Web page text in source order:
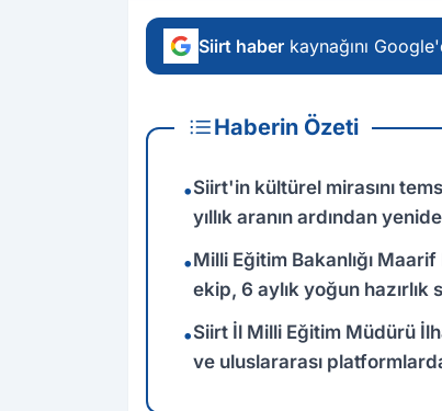
Siirt haber kaynağını
Haberin Özeti
•Siirt'in kültürel mirasını
yıllık aranın ardından
•Milli Eğitim Bakanlığı
ekip, 6 aylık yoğun
•Siirt İl Milli Eğitim Müdürü
ve uluslararası